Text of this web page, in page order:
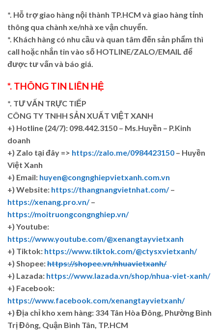
*. Hỗ trợ giao hàng nội thành TP.HCM và giao hàng tỉnh
thông qua chành xe/nhà xe vận chuyển.
*. Khách hàng có nhu cầu và quan tâm đến sản phẩm thì
call hoặc nhắn tin vào số HOTLINE/ZALO/EMAIL để
được tư vấn và báo giá.
*. THÔNG TIN LIÊN HỆ
*. TƯ VẤN TRỰC TIẾP
CÔNG TY TNHH SẢN XUẤT VIỆT XANH
+) Hotline (24/7): 098.442.3150 – Ms.Huyền – P.Kinh
doanh
+) Zalo tại đây => https://zalo.me/0984423150 – Huyền
Việt Xanh
+) Email: huyen@congnghiepvietxanh.com.vn
+) Website: https://thangnangvietnhat.com/–
https://xenang.pro.vn/–
https://moitruongcongnghiep.vn/
+) Youtube:
https://www.youtube.com/@xenangtayvietxanh
+) Tiktok: https://www.tiktok.com/@ctysxvietxanh/
+) Shopee:https://shopee.vn/nhuavietxanh/
+) Lazada: https://www.lazada.vn/shop/nhua-viet-xanh/
+) Facebook:
https://www.facebook.com/xenangtayvietxanh/
+) Địa chỉ kho xem hàng: 334 Tân Hòa Đông, Phường Bình
Trị Đông, Quận Bình Tân, TP.HCM